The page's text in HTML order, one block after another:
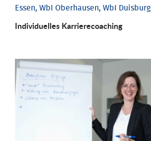
Essen, WbI Oberhausen, WbI Duisburg
Individu­elles Karrierecoaching